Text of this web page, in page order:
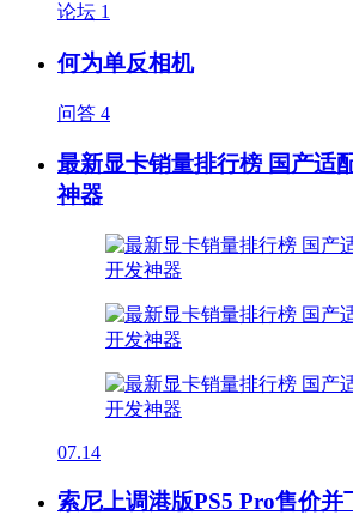
论坛 1
何为单反相机
问答 4
最新显卡销量排行榜 国产适
神器
07.14
索尼上调港版PS5 Pro售价